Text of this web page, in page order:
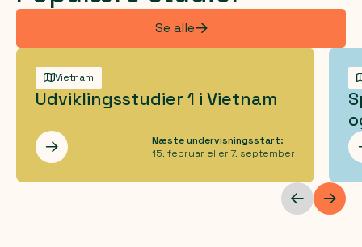
Se alle
Vietnam
Udviklingsstudier 1 i Vietnam
Les mer
Næste undervisningsstart:
15. februar eller 7. september